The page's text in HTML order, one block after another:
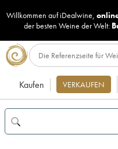
Willkommen auf iDealwine,
der besten Weine der Welt:
Kaufen VERKAUFEN